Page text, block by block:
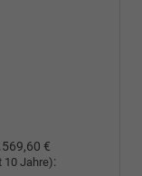
€
10 Jahre):